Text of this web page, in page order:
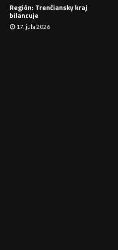
Región: Trenčiansky kraj
bilancuje
17. júla 2026